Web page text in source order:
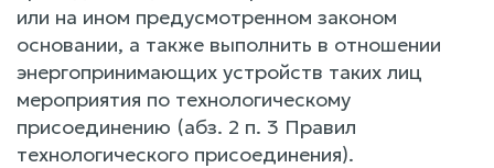
или на ином предусмотренном законом
основании, а также выполнить в отношении
энергопринимающих устройств таких лиц
мероприятия по технологическому
присоединению (абз. 2 п. 3 Правил
технологического присоединения).